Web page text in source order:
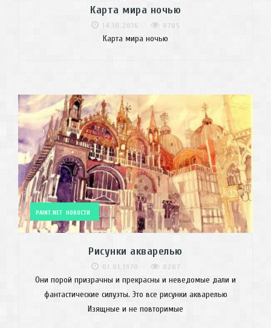
Карта мира ночью
14.10.2016 8785
Карта мира ночью
PAINT.NET НОВОСТИ
Рисунки акварелью
01.01.1970 8287
Они порой призрачны и прекрасны и неведомые дали и
фантастические силуэты. Это все рисунки акварелью
Изящные и не повторимые